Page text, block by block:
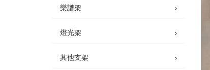
樂譜架 ›
燈光架 ›
其他支架 ›